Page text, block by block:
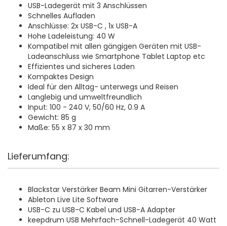
USB-Ladegerät mit 3 Anschlüssen
Schnelles Aufladen
Anschlüsse: 2x USB-C , 1x USB-A
Hohe Ladeleistung: 40 W
Kompatibel mit allen gängigen Geräten mit USB-
Ladeanschluss wie Smartphone Tablet Laptop etc
Effizientes und sicheres Laden
Kompaktes Design
Ideal für den Alltag- unterwegs und Reisen
Langlebig und umweltfreundlich
Input: 100 - 240 V, 50/60 Hz, 0.9 A
Gewicht: 85 g
Maße: 55 x 87 x 30 mm
Lieferumfang:
Blackstar Verstärker Beam Mini Gitarren-Verstärker
Ableton Live Lite Software
USB-C zu USB-C Kabel und USB-A Adapter
keepdrum USB Mehrfach-Schnell-Ladegerät 40 Watt